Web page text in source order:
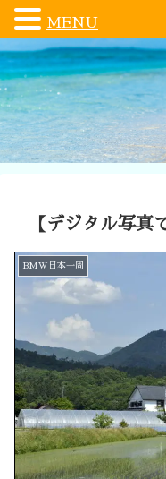
【デジタル写
BMW日本一周
MENU